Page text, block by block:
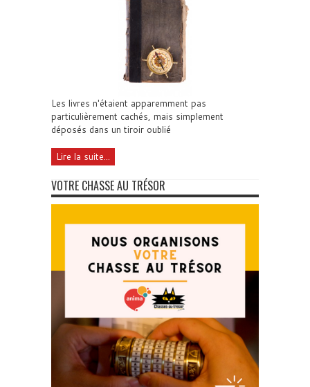
Les livres n'étaient apparemment pas
particulièrement cachés, mais simplement
déposés dans un tiroir oublié
Lire la suite...
VOTRE CHASSE AU TRÉSOR